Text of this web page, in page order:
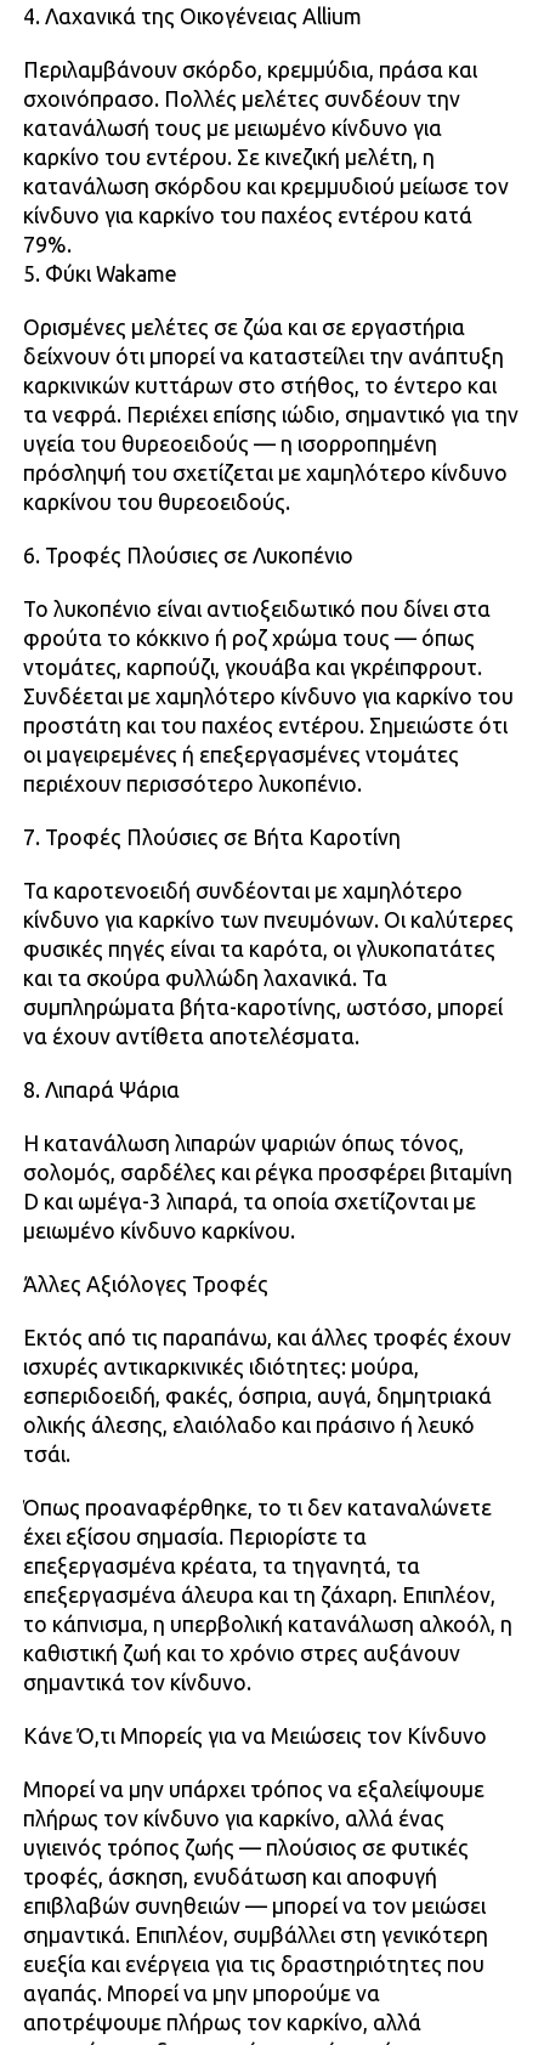
4. Λαχανικά της Οικογένειας Allium
Περιλαμβάνουν σκόρδο, κρεμμύδια, πράσα και
σχοινόπρασο. Πολλές μελέτες συνδέουν την
κατανάλωσή τους με μειωμένο κίνδυνο για
καρκίνο του εντέρου. Σε κινεζική μελέτη, η
κατανάλωση σκόρδου και κρεμμυδιού μείωσε τον
κίνδυνο για καρκίνο του παχέος εντέρου κατά
79%.
5. Φύκι Wakame
Ορισμένες μελέτες σε ζώα και σε εργαστήρια
δείχνουν ότι μπορεί να καταστείλει την ανάπτυξη
καρκινικών κυττάρων στο στήθος, το έντερο και
τα νεφρά. Περιέχει επίσης ιώδιο, σημαντικό για την
υγεία του θυρεοειδούς — η ισορροπημένη
πρόσληψή του σχετίζεται με χαμηλότερο κίνδυνο
καρκίνου του θυρεοειδούς.
6. Τροφές Πλούσιες σε Λυκοπένιο
Το λυκοπένιο είναι αντιοξειδωτικό που δίνει στα
φρούτα το κόκκινο ή ροζ χρώμα τους — όπως
ντομάτες, καρπούζι, γκουάβα και γκρέιπφρουτ.
Συνδέεται με χαμηλότερο κίνδυνο για καρκίνο του
προστάτη και του παχέος εντέρου. Σημειώστε ότι
οι μαγειρεμένες ή επεξεργασμένες ντομάτες
περιέχουν περισσότερο λυκοπένιο.
7. Τροφές Πλούσιες σε Βήτα Καροτίνη
Τα καροτενοειδή συνδέονται με χαμηλότερο
κίνδυνο για καρκίνο των πνευμόνων. Οι καλύτερες
φυσικές πηγές είναι τα καρότα, οι γλυκοπατάτες
και τα σκούρα φυλλώδη λαχανικά. Τα
συμπληρώματα βήτα-καροτίνης, ωστόσο, μπορεί
να έχουν αντίθετα αποτελέσματα.
8. Λιπαρά Ψάρια
Η κατανάλωση λιπαρών ψαριών όπως τόνος,
σολομός, σαρδέλες και ρέγκα προσφέρει βιταμίνη
D και ωμέγα-3 λιπαρά, τα οποία σχετίζονται με
μειωμένο κίνδυνο καρκίνου.
Άλλες Αξιόλογες Τροφές
Εκτός από τις παραπάνω, και άλλες τροφές έχουν
ισχυρές αντικαρκινικές ιδιότητες: μούρα,
εσπεριδοειδή, φακές, όσπρια, αυγά, δημητριακά
ολικής άλεσης, ελαιόλαδο και πράσινο ή λευκό
τσάι.
Όπως προαναφέρθηκε, το τι δεν καταναλώνετε
έχει εξίσου σημασία. Περιορίστε τα
επεξεργασμένα κρέατα, τα τηγανητά, τα
επεξεργασμένα άλευρα και τη ζάχαρη. Επιπλέον,
το κάπνισμα, η υπερβολική κατανάλωση αλκοόλ, η
καθιστική ζωή και το χρόνιο στρες αυξάνουν
σημαντικά τον κίνδυνο.
Κάνε Ό,τι Μπορείς για να Μειώσεις τον Κίνδυνο
Μπορεί να μην υπάρχει τρόπος να εξαλείψουμε
πλήρως τον κίνδυνο για καρκίνο, αλλά ένας
υγιεινός τρόπος ζωής — πλούσιος σε φυτικές
τροφές, άσκηση, ενυδάτωση και αποφυγή
επιβλαβών συνηθειών — μπορεί να τον μειώσει
σημαντικά. Επιπλέον, συμβάλλει στη γενικότερη
ευεξία και ενέργεια για τις δραστηριότητες που
αγαπάς. Μπορεί να μην μπορούμε να
αποτρέψουμε πλήρως τον καρκίνο, αλλά